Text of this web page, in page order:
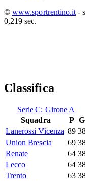
© www.sportrentino.it-
0,219 sec.
Classifica
Serie C: Girone A
Squadra
P G
Lanerossi Vicenza 89
Union Brescia
69
Renate
64
Lecco
64
Trento
63